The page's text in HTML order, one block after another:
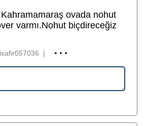
ovada nohut
varmı.Nohut biçdireceğiz
|